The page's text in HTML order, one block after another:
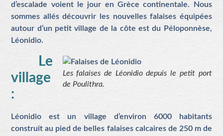
d’escalade voient le jour en Grèce continentale. Nous
sommes allés découvrir les nouvelles falaises équipées
autour d’un petit village de la côte est du Péloponnèse,
Léonidio.
Les falaises de Léonidio depuis le petit port
de Poulithra.
Le
village
:
Léonidio est un village d’environ 6000 habitants
construit au pied de belles falaises calcaires de 250 m de